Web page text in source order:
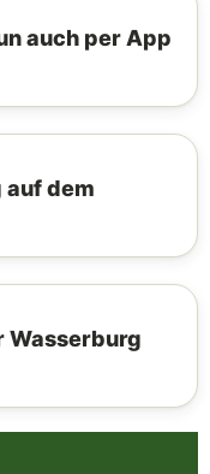
auch per App
auf dem
Wasserburg